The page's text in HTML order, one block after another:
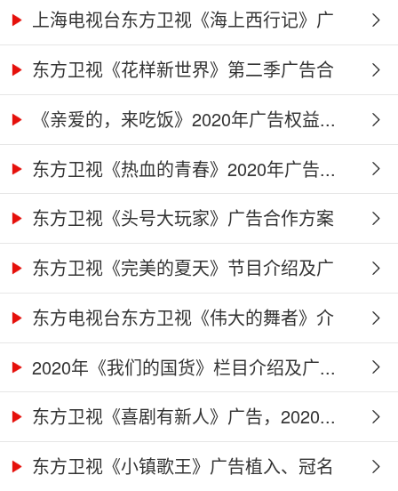
视...上海电视台东方卫视《海上西行记》广
告...东方卫视《花样新世界》第二季广告合
作...《亲爱的，来吃饭》2020年广告权益...
东方卫视《热血的青春》2020年广告...
东方卫视《头号大玩家》广告合作方案
东方卫视《完美的夏天》节目介绍及广
告...东方电视台东方卫视《伟大的舞者》介
绍...2020年《我们的国货》栏目介绍及广...
东方卫视《喜剧有新人》广告，2020...
东方卫视《小镇歌王》广告植入、冠名